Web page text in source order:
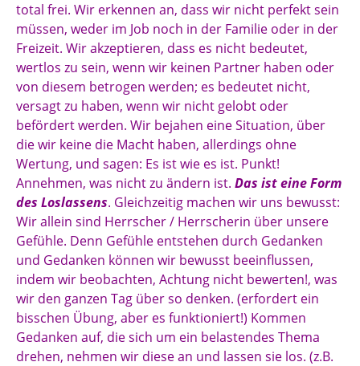
total frei. Wir erkennen an, dass wir nicht perfekt sein
müssen, weder im Job noch in der Familie oder in der
Freizeit. Wir akzeptieren, dass es nicht bedeutet,
wertlos zu sein, wenn wir keinen Partner haben oder
von diesem betrogen werden; es bedeutet nicht,
versagt zu haben, wenn wir nicht gelobt oder
befördert werden. Wir bejahen eine Situation, über
die wir keine die Macht haben, allerdings ohne
Wertung, und sagen: Es ist wie es ist. Punkt!
Annehmen, was nicht zu ändern ist. Das ist eine Form
des Loslassens. Gleichzeitig machen wir uns bewusst:
Wir allein sind Herrscher / Herrscherin über unsere
Gefühle. Denn Gefühle entstehen durch Gedanken
und Gedanken können wir bewusst beeinflussen,
indem wir beobachten, Achtung nicht bewerten!, was
wir den ganzen Tag über so denken. (erfordert ein
bisschen Übung, aber es funktioniert!) Kommen
Gedanken auf, die sich um ein belastendes Thema
drehen, nehmen wir diese an und lassen sie los. (z.B.